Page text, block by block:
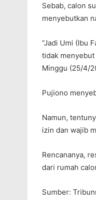
Sebab, calon
menyebutkan
“Jadi Umi (Ibu
tidak menyebut
Minggu (25/4/
Pujiono
Namun,
izin dan wajib
Rencananya,
dari rumah
Sumber: